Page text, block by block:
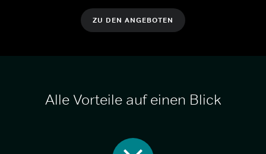
ZU DEN ANGEBOTEN
Alle Vorteile auf einen Blick